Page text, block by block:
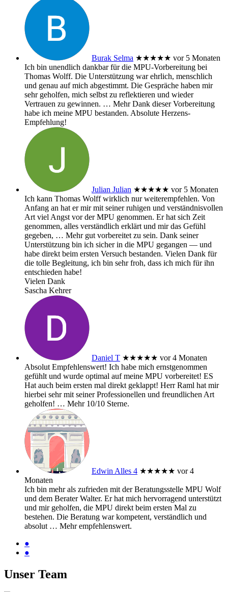
Burak Selma ★★★★★ vor 5 Monaten
Ich bin unendlich dankbar für die MPU-Vorbereitung bei
Thomas Wolff. Die Unterstützung war ehrlich, menschlich
und genau auf mich abgestimmt. Die Gespräche haben mir
sehr geholfen, mich selbst zu reflektieren und wieder
Vertrauen zu gewinnen. … MehrDank dieser Vorbereitung
habe ich meine MPU bestanden. Absolute Herzens-
Empfehlung!
Julian Julian ★★★★★ vor 5 Monaten
Ich kann Thomas Wolff wirklich nur weiterempfehlen. Von
Anfang an hat er mir mit seiner ruhigen und verständnisvollen
Art viel Angst vor der MPU genommen. Er hat sich Zeit
genommen, alles verständlich erklärt und mir das Gefühl
gegeben, … Mehrgut vorbereitet zu sein. Dank seiner
Unterstützung bin ich sicher in die MPU gegangen — und
habe direkt beim ersten Versuch bestanden. Vielen Dank für
die tolle Begleitung, ich bin sehr froh, dass ich mich für ihn
entschieden habe!
Vielen Dank
Sascha Kehrer
Daniel T ★★★★★ vor 4 Monaten
Absolut Empfehlenswert! Ich habe mich ernstgenommen
gefühlt und wurde optimal auf meine MPU vorbereitet! ES
Hat auch beim ersten mal direkt geklappt! Herr Raml hat mir
hierbei sehr mit seiner Professionellen und freundlichen Art
geholfen! … Mehr10/10 Sterne.
Edwin Alles 4 ★★★★★ vor 4
Monaten
Ich bin mehr als zufrieden mit der Beratungsstelle MPU Wolf
und dem Berater Walter. Er hat mich hervorragend unterstützt
und mir geholfen, die MPU direkt beim ersten Mal zu
bestehen. Die Beratung war kompetent, verständlich und
absolut … Mehrempfehlenswert.
●
●
Unser Team